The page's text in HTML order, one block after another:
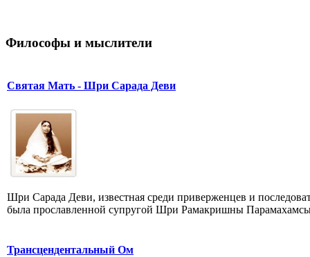
Философы и мыслители
Святая Мать - Шри Сарада Деви
Шри Сарада Деви, известная среди приверженцев и
была прославленной супругой Шри Рамакришны
Трансцендентальный Ом